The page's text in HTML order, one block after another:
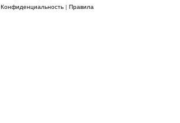
Конфиденциальность| Правила